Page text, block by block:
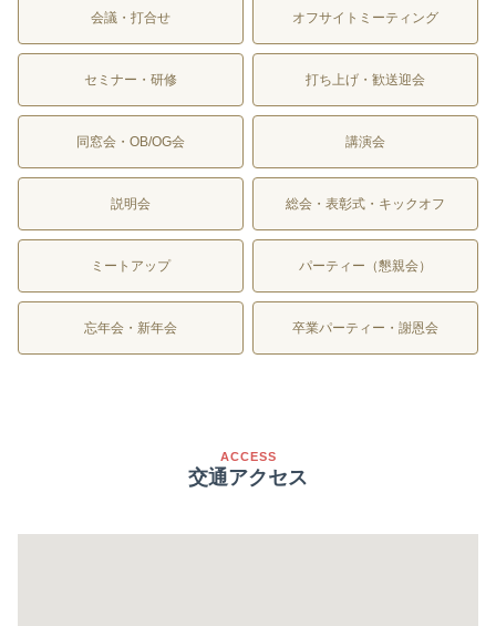
会議・打合せ オフサイトミーティング
セミナー・研修 打ち上げ・歓送迎会
同窓会・OB/OG会 講演会
説明会 総会・表彰式・キックオフ
ミートアップ パーティー（懇親会）
忘年会・新年会 卒業パーティー・謝恩会
ACCESS
交通アクセス